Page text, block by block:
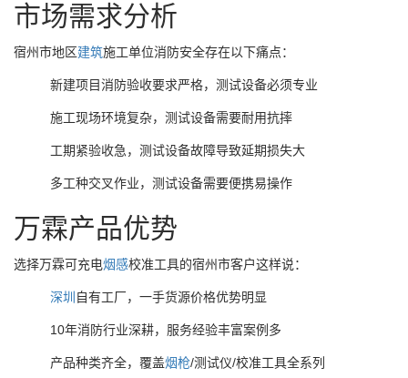
市场需求分析
宿州市地区建筑施工单位消防安全存在以下痛点：
新建项目消防验收要求严格，测试设备必须专业
施工现场环境复杂，测试设备需要耐用抗摔
工期紧验收急，测试设备故障导致延期损失大
多工种交叉作业，测试设备需要便携易操作
万霖产品优势
选择万霖可充电烟感校准工具的宿州市客户这样说：
深圳 自有工厂，一手货源价格优势明显
10年消防行业深耕，服务经验丰富案例多
产品种类齐全，覆盖烟枪/测试仪/校准工具全系列